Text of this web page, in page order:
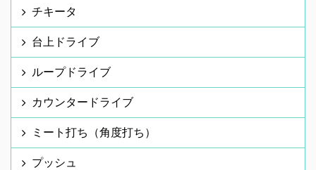
チキータ
台上ドライブ
ループドライブ
カウンタードライブ
ミート打ち（角度打ち）
プッシュ